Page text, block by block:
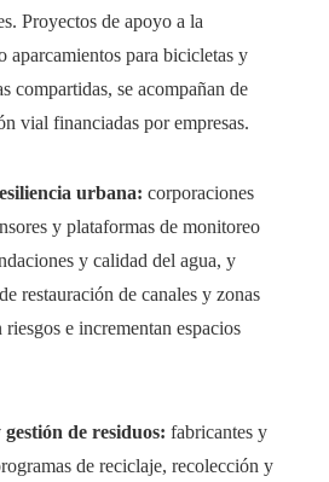
Proyectos de apoyo a la
para bicicletas y
compartidas, se acompañan de
vial financiadas por empresas.
urbana: corporaciones
y plataformas de monitoreo
y calidad del agua, y
restauración de canales y zonas
e incrementan espacios
de residuos: fabricantes y
de reciclaje, recolección y